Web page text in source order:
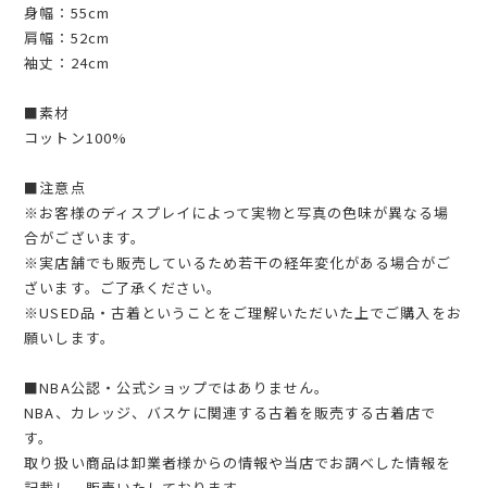
身幅：55cm
肩幅：52cm
袖丈：24cm
■素材
コットン100%
■注意点
※お客様のディスプレイによって実物と写真の色味が異なる場
合がございます。
※実店舗でも販売しているため若干の経年変化がある場合がご
ざいます。ご了承ください。
※USED品・古着ということをご理解いただいた上でご購入をお
願いします。
■NBA公認・公式ショップではありません。
NBA、カレッジ、バスケに関連する古着を販売する古着店で
す。
取り扱い商品は卸業者様からの情報や当店でお調べした情報を